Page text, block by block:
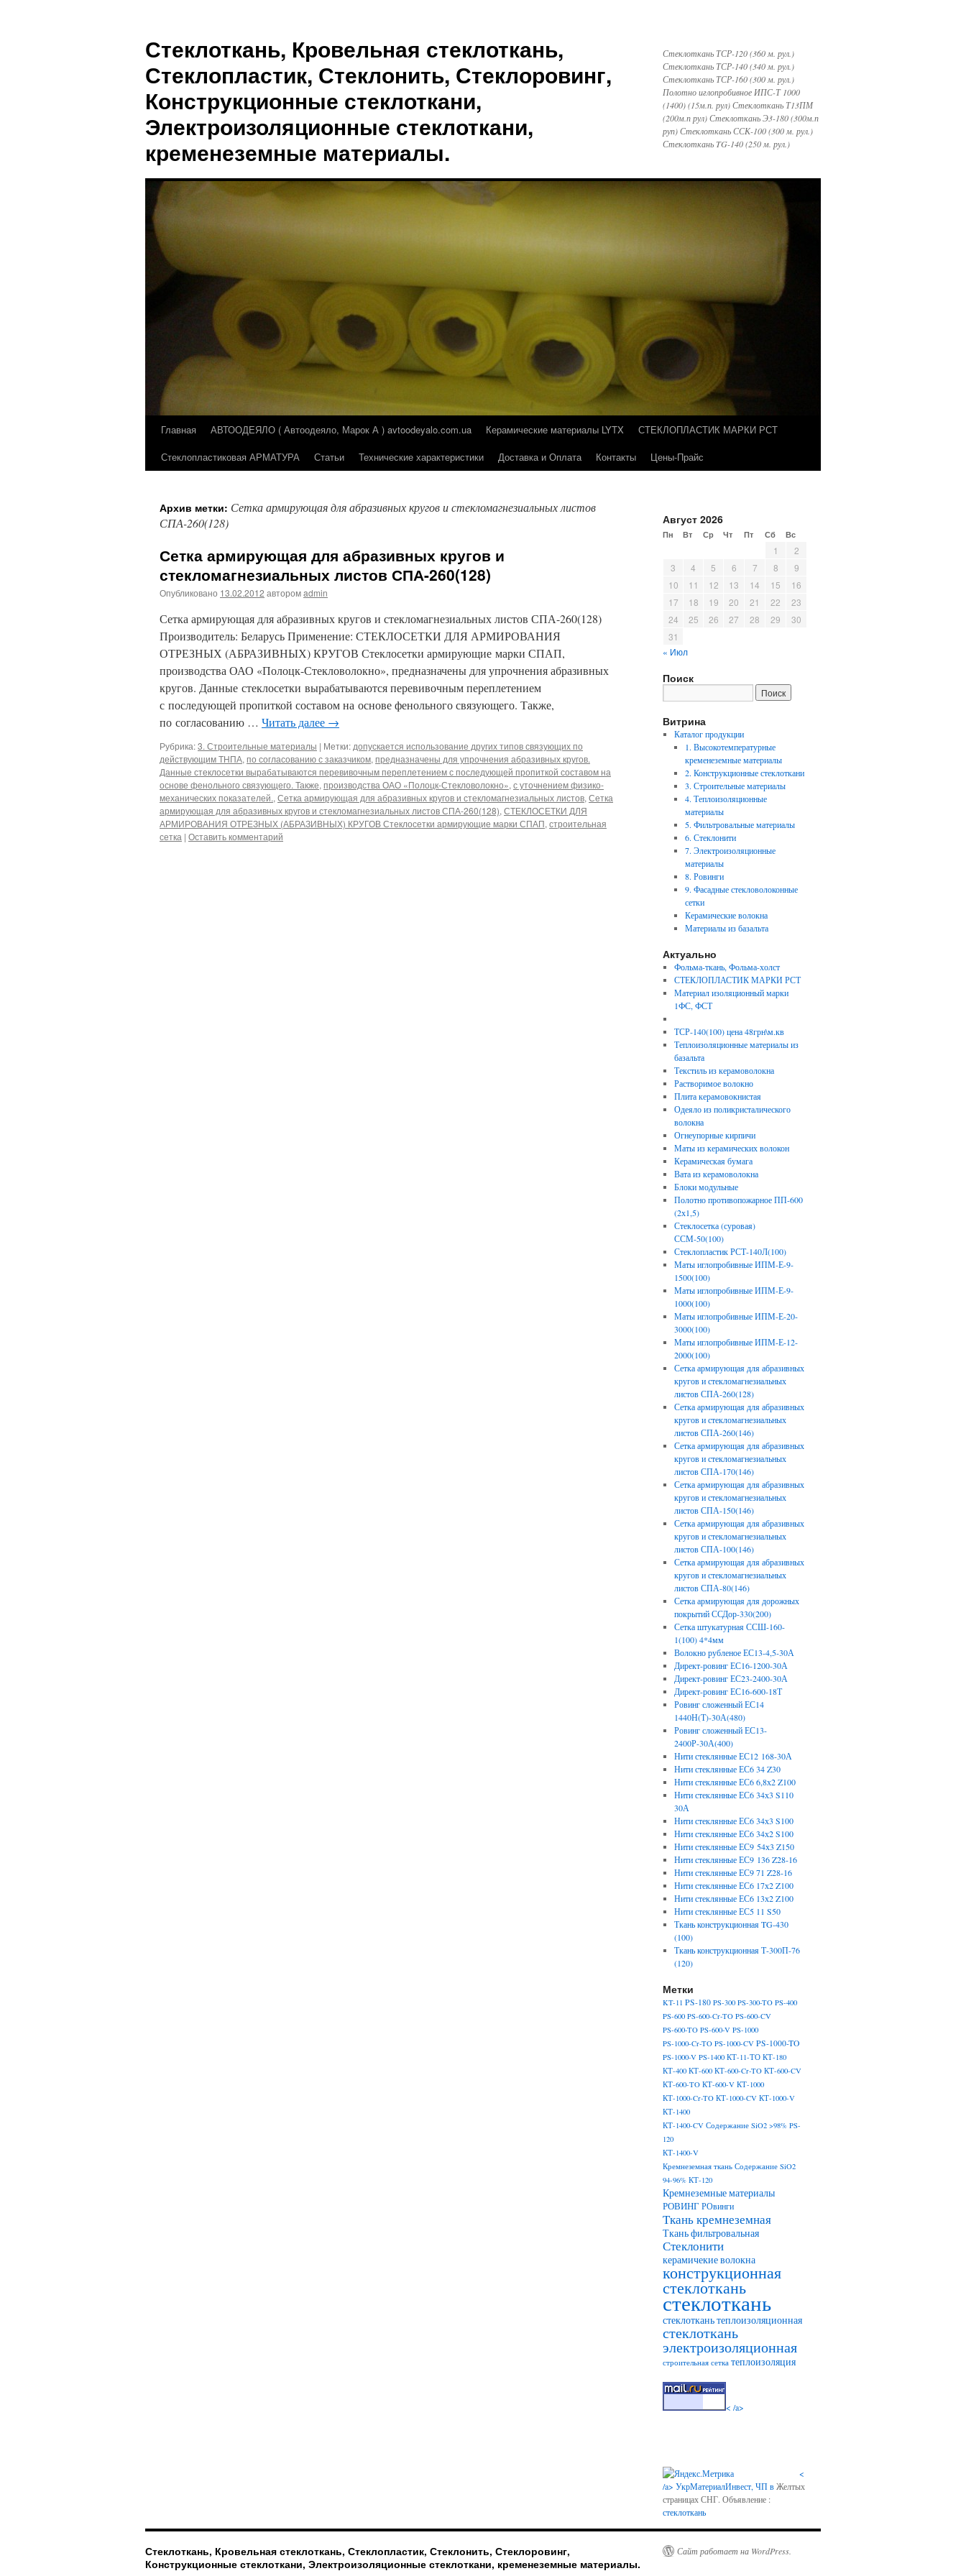
Стеклоткань, Кровельная стеклоткань,
Стеклопластик, Стеклонить, Стеклоровинг,
Конструкционные стеклоткани,
Электроизоляционные стеклоткани,
кременеземные материалы.
Стеклоткань ТСР-120 (360 м. рул.)
Стеклоткань ТСР-140 (340 м. рул.)
Стеклоткань ТСР-160 (300 м. рул.)
Полотно иглопробивное ИПС-Т 1000
(1400) (15м.п. рул) Стеклоткань Т13ПМ
(200м.п рул) Стеклоткань Э3-180 (300м.п
руп) Стеклоткань ССК-100 (300 м. рул.)
Стеклоткань TG-140 (250 м. рул.)
Перейти
Главная АВТООДЕЯЛО ( Автоодеяло, Марок А ) avtoodeyalo.com.ua Керамические материалы LYTX
СТЕКЛОПЛАСТИК МАРКИ РСТ
Стеклопластиковая АРМАТУРА
Статьи Технические характеристики Доставка и Оплата Контакты Цены-Прайс
Архив метки: Сетка армирующая для абразивных кругов и стекломагнезиальных листов
СПА-260(128)
Сетка армирующая для абразивных кругов и
стекломагнезиальных листов СПА-260(128)
Опубликовано 13.02.2012 авторомadmin
Сетка армирующая для абразивных кругов и стекломагнезиальных листов СПА-260(128)
Производитель: Беларусь Применение: СТЕКЛОСЕТКИ ДЛЯ АРМИРОВАНИЯ
ОТРЕЗНЫХ (АБРАЗИВНЫХ) КРУГОВ Стеклосетки армирующие марки СПАП,
производства ОАО «Полоцк-Стекловолокно», предназначены для упрочнения абразивных
кругов. Данные стеклосетки вырабатываются перевивочным переплетением
с последующей пропиткой составом на основе фенольного связующего. Также,
по согласованию … Читать далее →
Рубрика:3. Строительные материалы | Метки: допускается использование других типов связующих по
действующим ТНПА, по согласованию с заказчиком, предназначены для упрочнения абразивных кругов.
Данные стеклосетки вырабатываются перевивочным переплетением с последующей пропиткой составом на
основе фенольного связующего. Также, производства ОАО «Полоцк-Стекловолокно», с уточнением физико-
механических показателей., Сетка армирующая для абразивных кругов и стекломагнезиальных листов, Сетка
армирующая для абразивных кругов и стекломагнезиальных листов СПА-260(128), СТЕКЛОСЕТКИ ДЛЯ
АРМИРОВАНИЯ ОТРЕЗНЫХ (АБРАЗИВНЫХ) КРУГОВ Стеклосетки армирующие марки СПАП, строительная
сетка | Оставить комментарий
Август 2026
Пн Вт Ср Чт Пт Сб Вс
« Июл
1
2
3
4 5 6 7 8
9
10
11 12 13 14 15
16
17
18 19 20 21 22
23
24
25 26 27 28 29
30
31
Поиск
Витрина
Каталог продукции
1. Высокотемпературные
кременеземные материалы
2. Конструкционные стеклоткани
3. Строительные материалы
4. Теплоизоляционные
материалы
5. Фильтровальные материалы
6. Стеклонити
7. Электроизоляционные
материалы
8. Ровинги
9. Фасадные стекловолоконные
сетки
Керамические волокна
Материалы из базальта
Актуально
Фольма-ткань, Фольма-холст
СТЕКЛОПЛАСТИК МАРКИ РСТ
Материал изоляционный марки
1ФС, ФСТ
ТСР-140(100) цена 48грн\м.кв
Теплоизоляционные материалы из
базальта
Текстиль из керамоволокна
Растворимое волокно
Плита керамовокнистая
Одеяло из поликристалического
волокна
Огнеупорные кирпичи
Маты из керамических волокон
Керамическая бумага
Вата из керамоволокна
Блоки модульные
Полотно противопожарное ПП-600
(2х1,5)
Стеклосетка (суровая)
ССМ-50(100)
Стеклопластик РСТ-140Л(100)
Маты иглопробивные ИПМ-Е-9-
1500(100)
Маты иглопробивные ИПМ-Е-9-
1000(100)
Маты иглопробивные ИПМ-Е-20-
3000(100)
Маты иглопробивные ИПМ-Е-12-
2000(100)
Сетка армирующая для абразивных
кругов и стекломагнезиальных
листов СПА-260(128)
Сетка армирующая для абразивных
кругов и стекломагнезиальных
листов СПА-260(146)
Сетка армирующая для абразивных
кругов и стекломагнезиальных
листов СПА-170(146)
Сетка армирующая для абразивных
кругов и стекломагнезиальных
листов СПА-150(146)
Сетка армирующая для абразивных
кругов и стекломагнезиальных
листов СПА-100(146)
Сетка армирующая для абразивных
кругов и стекломагнезиальных
листов СПА-80(146)
Сетка армирующая для дорожных
покрытий ССДор-330(200)
Сетка штукатурная ССШ-160-
1(100) 4*4мм
Волокно рубленое ЕС13-4,5-30А
Директ-ровинг ЕС16-1200-30А
Директ-ровинг ЕС23-2400-30А
Директ-ровинг ЕС16-600-18Т
Ровинг сложенный ЕС14
1440Н(Т)-30А(480)
Ровинг сложенный ЕС13-
2400Р-30А(400)
Нити стеклянные ЕС12 168-30А
Нити стеклянные ЕС6 34 Z30
Нити стеклянные ЕС6 6,8х2 Z100
Нити стеклянные ЕС6 34х3 S110
30А
Нити стеклянные ЕС6 34х3 S100
Нити стеклянные ЕС6 34х2 S100
Нити стеклянные ЕС9 54х3 Z150
Нити стеклянные ЕС9 136 Z28-16
Нити стеклянные ЕС9 71 Z28-16
Нити стеклянные ЕС6 17х2 Z100
Нити стеклянные ЕС6 13х2 Z100
Нити стеклянные ЕС5 11 S50
Ткань конструкционная TG-430
(100)
Ткань конструкционная Т-300П-76
(120)
Метки
KT-11 PS-180 PS-300 PS-300-TO PS-400
PS-600 PS-600-Cr-TO PS-600-CV
PS-600-TO PS-600-V PS-1000
PS-1000-Cr-TO PS-1000-CV PS-1000-TO
PS-1000-V PS-1400 КТ-11-ТО КТ-180
КТ-400 КТ-600 КТ-600-Cr-TO КТ-600-CV
КТ-600-TO КТ-600-V КТ-1000
КТ-1000-Cr-TO КТ-1000-CV КТ-1000-V
КТ-1400
КТ-1400-CV Содержание SiO2 >98% PS-
120
КТ-1400-V
Кремнеземная ткань Содержание SiO2
94-96% КТ-120
Кремнеземные материалы
РОВИНГ РОвинги
Ткань кремнеземная
Ткань фильтровальная
Стеклонити
керамичекие волокна
конструкционная
стеклоткань
стеклоткань
стеклоткань теплоизоляционная
стеклоткань
электроизоляционная
строительная сетка теплоизоляция
< /a>
<
/a> УкрМатериалИнвест, ЧП вЖелтых
страницах СНГ. Объявление :
стеклоткань
Стеклоткань, Кровельная стеклоткань, Стеклопластик, Стеклонить, Стеклоровинг,
Конструкционные стеклоткани, Электроизоляционные стеклоткани, кременеземные материалы.
Сайт работает на WordPress.